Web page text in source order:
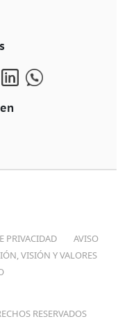
PRIVACIDAD
AVISO
VISIÓN Y VALORES
RESERVADOS